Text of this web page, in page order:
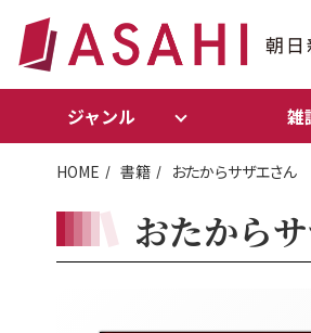
ジャンル 雑
HOME 書籍 おたからサザエさん
おたから